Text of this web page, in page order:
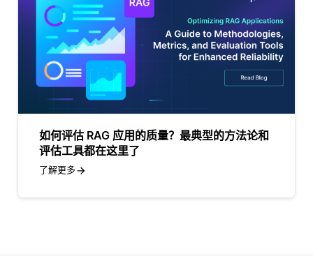
如何评估 RAG 应用的质量？最典型的方法论和
评估工具都在这里了
了解更多